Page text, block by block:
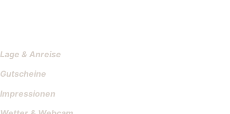
Lage & Anreise
Gutscheine
Impressionen